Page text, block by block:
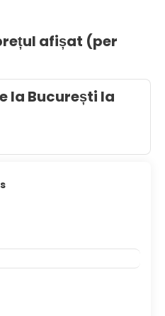
afișat (per
la București la